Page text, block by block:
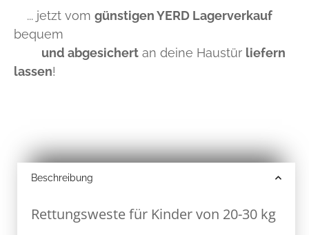
... jetzt vom günstigen YERD Lagerverkauf
bequem
und abgesichert an deine Haustür liefern
lassen!
Beschreibung
Rettungsweste für Kinder von 20-30 kg